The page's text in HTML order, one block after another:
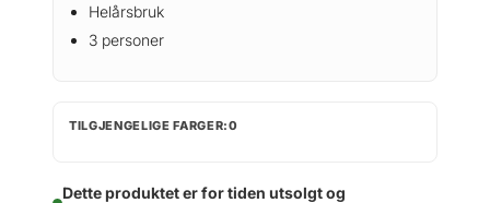
Helårsbruk
3 personer
TILGJENGELIGE FARGER:0
Dette produktet er for tiden utsolgt og